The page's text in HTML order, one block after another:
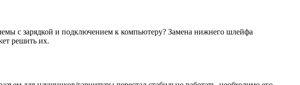
с зарядкой и подключением к компьютеру? Замена нижнего шлейфа
решить их.